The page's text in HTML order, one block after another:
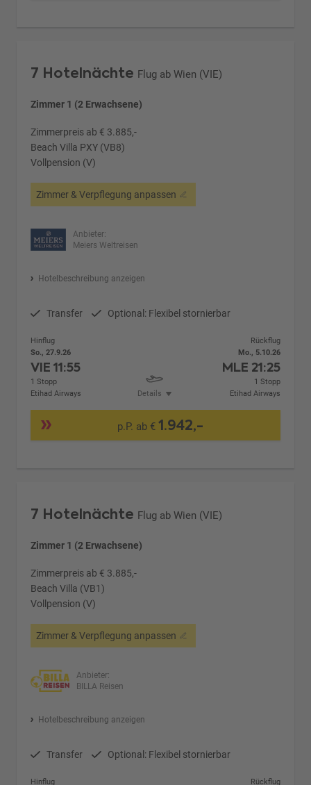
7 Hotelnächte Flug ab Wien (VIE)
Zimmer 1 (2 Erwachsene)
Zimmerpreis ab € 3.885,-
Beach Villa PXY (VB8)
Vollpension (V)
Zimmer & Verpflegung anpassen
Anbieter:
Meiers Weltreisen
Hotelbeschreibung anzeigen
Transfer Optional: Flexibel stornierbar
Hinflug
So., 27.9.26
VIE11:55
1 Stopp
Etihad Airways
Details
Rückflug
Mo., 5.10.26
MLE 21:25
1 Stopp
Etihad Airways
p.P. ab € 1.942,-
7 Hotelnächte Flug ab Wien (VIE)
Zimmer 1 (2 Erwachsene)
Zimmerpreis ab € 3.885,-
Beach Villa (VB1)
Vollpension (V)
Zimmer & Verpflegung anpassen
Anbieter:
BILLA Reisen
Hotelbeschreibung anzeigen
Transfer Optional: Flexibel stornierbar
Hinflug Rückflug